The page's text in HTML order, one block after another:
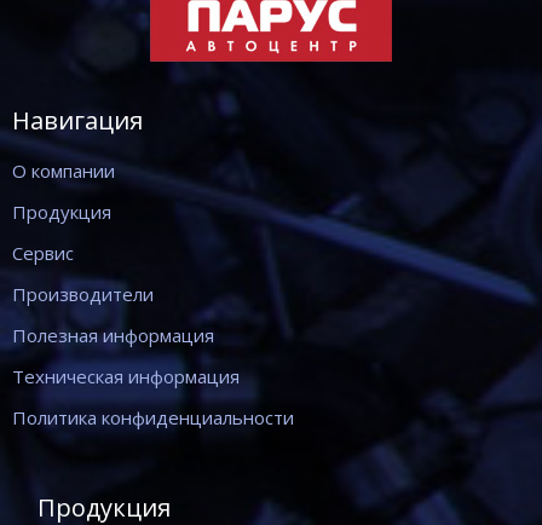
Навигация
О компании
Продукция
Сервис
Производители
Полезная информация
Техническая информация
Политика конфиденциальности
Продукция